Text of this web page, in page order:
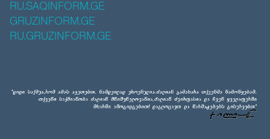
RU.SAQINFORM.GE
GRUZINFORM.GE
RU.GRUZINFORM.GE